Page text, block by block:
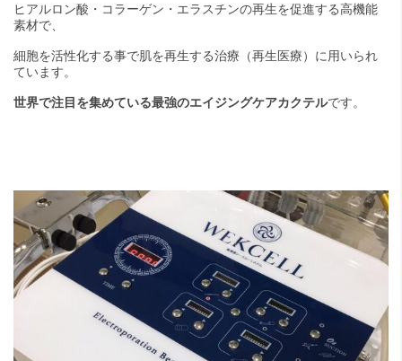
ヒアルロン酸・コラーゲン・エラスチンの再生を促進する高機能
素材で、
細胞を活性化する事で肌を再生する治療（再生医療）に用いられ
ています。
世界で注目を集めている最強のエイジングケアカクテルです。